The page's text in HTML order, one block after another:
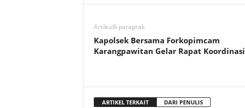
Artikulli paraprak
Kapolsek Bersama Forkopimcam
Karangpawitan Gelar Rapat Koordinasi
ARTIKEL TERKAIT DARI PENULIS